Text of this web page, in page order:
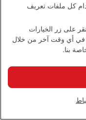
حيوان قد تجاوزت ثلث
48 ساعة.
بنقل البضائع الخطرة؟
تشكل مخاطر على صحة
أضرار بالطائرة.
محظورة ومواد خطرة
كل ملفات تعريف
على زر الخيارات
في أي وقت آخر من خلال
بنا.